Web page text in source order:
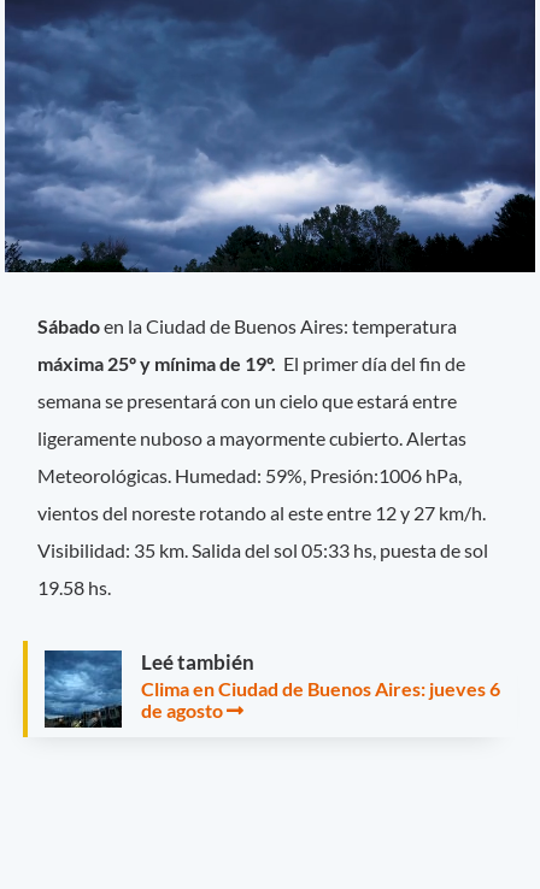
Sábadoen la Ciudad de Buenos Aires: temperatura
máxima 25º y mínima de 19º. El primer día del fin de
semana se presentará con un cielo que estará entre
ligeramente nuboso a mayormente cubierto. Alertas
Meteorológicas. Humedad: 59%, Presión:1006 hPa,
vientos del noreste rotando al este entre 12 y 27 km/h.
Visibilidad: 35 km. Salida del sol 05:33 hs, puesta de sol
19.58 hs.
Leé también
Clima en Ciudad de Buenos Aires: jueves 6
de agosto